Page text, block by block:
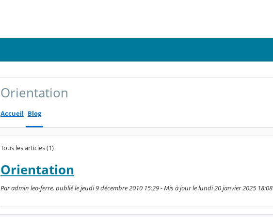
Orientation
Accueil Blog
Tous les articles (1)
Orientation
Par admin leo-ferre, publié le jeudi 9 décembre 2010 15:29 - Mis à jour le lundi 20 janvier 2025 18:08